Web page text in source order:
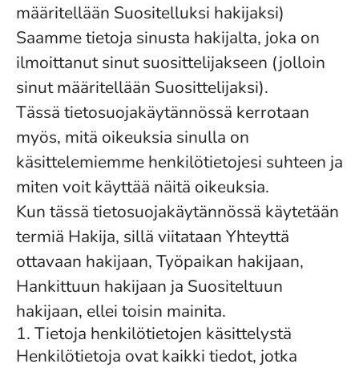
määritellään Suositelluksi hakijaksi)
Saamme tietoja sinusta hakijalta, joka on
ilmoittanut sinut suosittelijakseen (jolloin
sinut määritellään Suosittelijaksi).
Tässä tietosuojakäytännössä kerrotaan
myös, mitä oikeuksia sinulla on
käsittelemiemme henkilötietojesi suhteen ja
miten voit käyttää näitä oikeuksia.
Kun tässä tietosuojakäytännössä käytetään
termiä Hakija, sillä viitataan Yhteyttä
ottavaan hakijaan, Työpaikan hakijaan,
Hankittuun hakijaan ja Suositeltuun
hakijaan, ellei toisin mainita.
1. Tietoja henkilötietojen käsittelystä
Henkilötietoja ovat kaikki tiedot, jotka